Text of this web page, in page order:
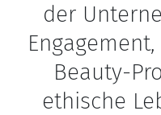
der
Beauty-
ethische